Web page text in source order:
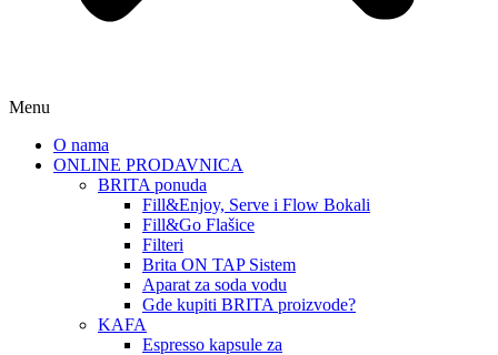
Menu
O nama
ONLINE PRODAVNICA
BRITA ponuda
Fill&Enjoy, Serve i Flow Bokali
Fill&Go Flašice
Filteri
Brita ON TAP Sistem
Aparat za soda vodu
Gde kupiti BRITA proizvode?
KAFA
Espresso kapsule za